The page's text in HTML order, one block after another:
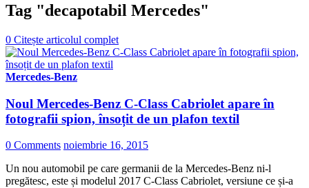
Tag "decapotabil Mercedes"
0 Citește articolul complet
Mercedes-Benz
Noul Mercedes-Benz C-Class Cabriolet apare în
fotografii spion, însoțit de un plafon textil
0 Comments noiembrie 16, 2015
Un nou automobil pe care germanii de la Mercedes-Benz ni-l
pregătesc, este și modelul 2017 C-Class Cabriolet, versiune ce și-a